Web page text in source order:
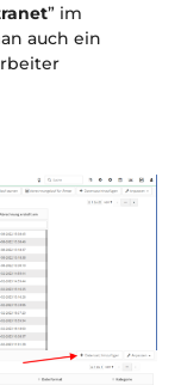
” im
auch ein